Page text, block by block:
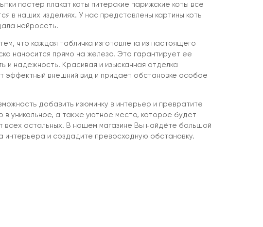
постер плакат коты питерские парижские коты все
в наших изделиях. У нас представлены картины коты
нейросеть.
что каждая табличка изготовлена из настоящего
наносится прямо на железо. Это гарантирует ее
и надежность. Красивая и изысканная отделка
эффектный внешний вид и придает обстановке особое
добавить изюминку в интерьер и превратите
в уникальное, а также уютное место, которое будет
всех остальных. В нашем магазине Вы найдёте большой
интерьера и создадите превосходную обстановку.